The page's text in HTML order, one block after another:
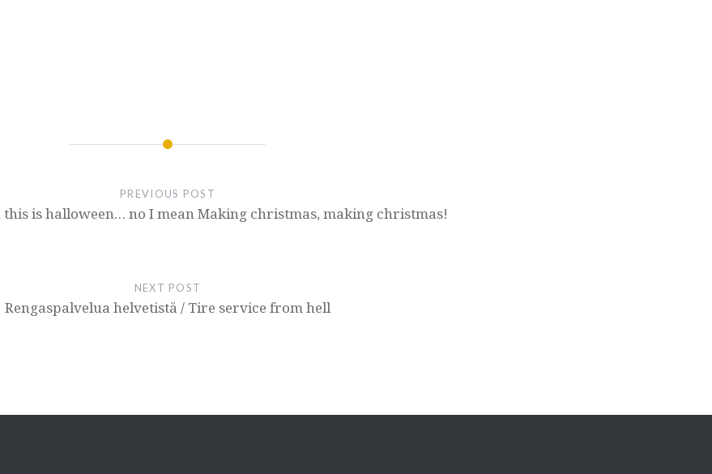
PREVIOUS POST
this is halloween… no I mean Making christmas, making christmas!
NEXT POST
Rengaspalvelua helvetistä / Tire service from hell